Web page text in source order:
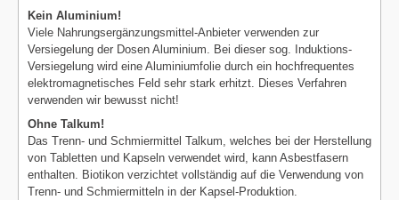
Kein Aluminium!
Viele Nahrungsergänzungsmittel-Anbieter verwenden zur
Versiegelung der Dosen Aluminium. Bei dieser sog. Induktions-
Versiegelung wird eine Aluminiumfolie durch ein hochfrequentes
elektromagnetisches Feld sehr stark erhitzt. Dieses Verfahren
verwenden wir bewusst nicht!
Ohne Talkum!
Das Trenn- und Schmiermittel Talkum, welches bei der Herstellung
von Tabletten und Kapseln verwendet wird, kann Asbestfasern
enthalten. Biotikon verzichtet vollständig auf die Verwendung von
Trenn- und Schmiermitteln in der Kapsel-Produktion.